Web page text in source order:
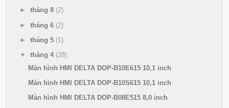
► tháng 8 (2)
► tháng 6 (2)
► tháng 5 (1)
▼ tháng 4 (28)
Màn hình HMI DELTA DOP-B10E615 10,1 inch
Màn hình HMI DELTA DOP-B10S615 10,1 inch
Màn hình HMI DELTA DOP-B08E515 8,0 inch